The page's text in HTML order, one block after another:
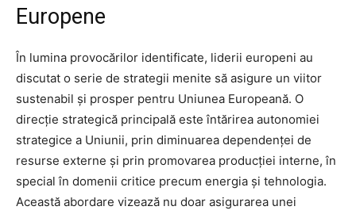
Europene
În lumina provocărilor identificate, liderii europeni au
discutat o serie de strategii menite să asigure un viitor
sustenabil și prosper pentru Uniunea Europeană. O
direcție strategică principală este întărirea autonomiei
strategice a Uniunii, prin diminuarea dependenței de
resurse externe și prin promovarea producției interne, în
special în domenii critice precum energia și tehnologia.
Această abordare vizează nu doar asigurarea unei